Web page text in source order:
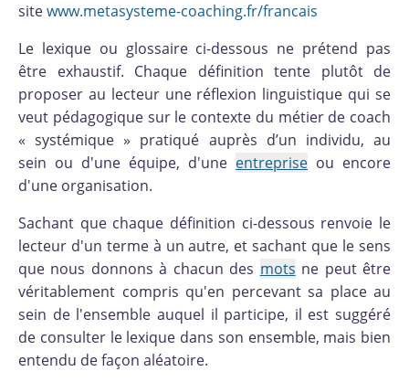
sitewww.metasysteme-coaching.fr/francais
Le lexique ou glossaire ci-dessous ne prétend pas
être exhaustif. Chaque définition tente plutôt de
proposer au lecteur une réflexion linguistique qui se
veut pédagogique sur le contexte du métier de coach
« systémique » pratiqué auprès d’un individu, au
sein ou d'une équipe, d'une entreprise ou encore
d'une organisation.
Sachant que chaque définition ci-dessous renvoie le
lecteur d'un terme à un autre, et sachant que le sens
que nous donnons à chacun des mots ne peut être
véritablement compris qu'en percevant sa place au
sein de l'ensemble auquel il participe, il est suggéré
de consulter le lexique dans son ensemble, mais bien
entendu de façon aléatoire.